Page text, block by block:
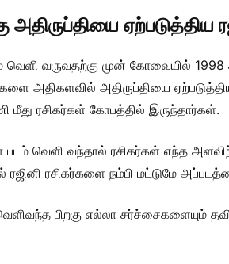
அதிருப்தியை ஏற்படுத்திய
வருவதற்கு முன் கோவையில் 1998
அதிகளவில் அதிருப்தியை
மீது ரசிகர்கள் கோபத்தில் இருந்தார்கள்.
வெளி வந்தால் ரசிகர்கள் எந்த
ரசிகர்களை நம்பி மட்டுமே
பிறகு எல்லா சர்ச்சைகளையும்